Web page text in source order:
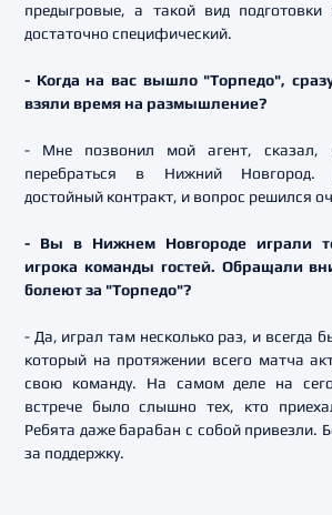
предыгровые, а такой вид
достаточно специфический.
- Когда на вас вышло "Торпедо",
взяли время на размышление?
- Мне позвонил мой агент, сказал,
перебраться в Нижний Новгород.
достойный контракт, и вопрос решился
- Вы в Нижнем Новгороде играли
игрока команды гостей. Обращали
болеют за "Торпедо"?
- Да, играл там несколько раз, и всегда
который на протяжении всего матча
свою команду. На самом деле на
встрече было слышно тех, кто
Ребята даже барабан с собой привезли.
за поддержку.